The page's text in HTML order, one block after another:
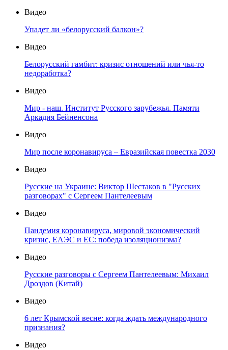
Видео
Упадет ли «белорусский балкон»?
Видео
Белорусский гамбит: кризис отношений или чья-то
недоработка?
Видео
Мир - наш. Институт Русского зарубежья. Памяти
Аркадия Бейненсона
Видео
Мир после коронавируса – Евразийская повестка 2030
Видео
Русские на Украине: Виктор Шестаков в "Русских
разговорах" с Сергеем Пантелеевым
Видео
Пандемия коронавируса, мировой экономический
кризис, ЕАЭС и ЕС: победа изоляционизма?
Видео
Русские разговоры с Сергеем Пантелеевым: Михаил
Дроздов (Китай)
Видео
6 лет Крымской весне: когда ждать международного
признания?
Видео